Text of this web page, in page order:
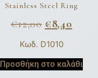
Stainless Steel Ring
€12,00 €8,40
Κωδ. D1010
Προσθήκη στο καλάθι